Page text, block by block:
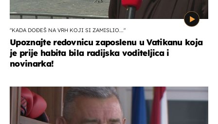
"KADA DOĐEŠ NA VRH KOJI SI ZAMISLIO..."
Upoznajte redovnicu zaposlenu u Vatikanu koja
je prije habita bila radijska voditeljica i
novinarka!